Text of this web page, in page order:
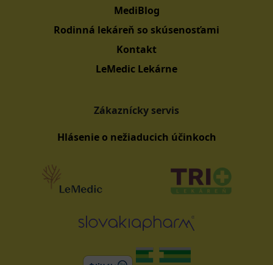
MediBlog
Rodinná lekáreň so skúsenosťami
Kontakt
LeMedic Lekárne
Zákaznícky servis
Hlásenie o nežiaducich účinkoch